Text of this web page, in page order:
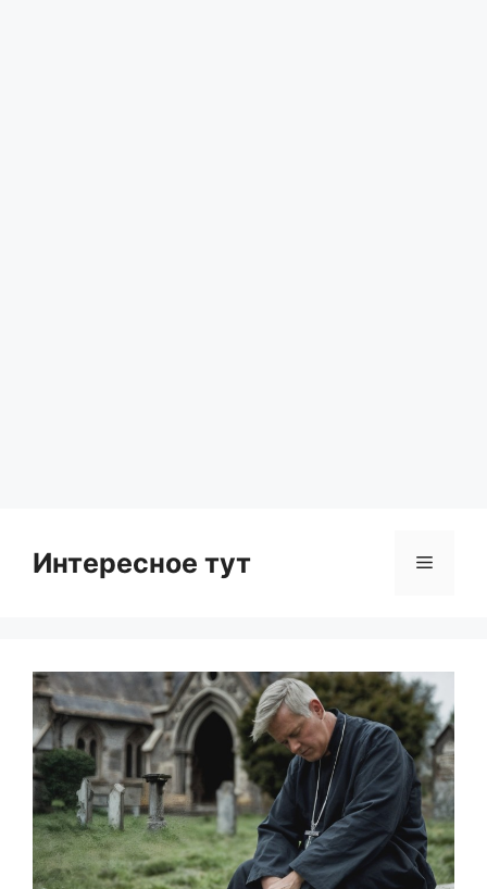
Интересное тут Menu